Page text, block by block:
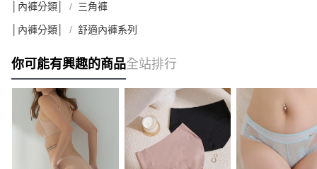
│內褲分類│ 三角褲
│內褲分類│ 舒適內褲系列
你可能有興趣的商品全站排行